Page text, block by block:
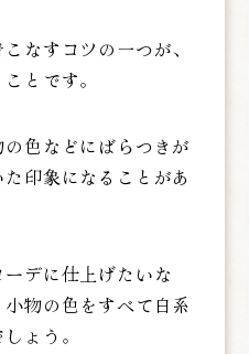
なすコツの一つが、
とです。
色などにばらつきが
印象になることがあ
デに仕上げたいな
物の色をすべて白系
ょう。